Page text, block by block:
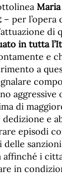
– per l’opera
di
in tutta
e
a
aggressive
di
e
episodi
delle
i
in